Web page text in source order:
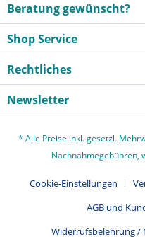
Beratung gewünscht?
Shop Service
Rechtliches
Newsletter
* Alle Preise inkl. gesetzl.
Nachnahmegebühren,
Cookie-Einstellungen
AGB und
Widerrufsbelehrung